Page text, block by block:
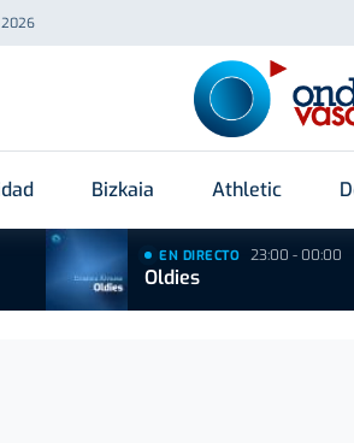
2026
Bizkaia Athletic
EN DIRECTO 23:00 - 00:00
Oldies